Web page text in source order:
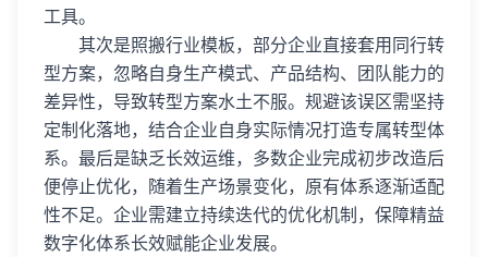
工具。
其次是照搬行业模板，部分企业直接套用同行转
型方案，忽略自身生产模式、产品结构、团队能力的
差异性，导致转型方案水土不服。规避该误区需坚持
定制化落地，结合企业自身实际情况打造专属转型体
系。最后是缺乏长效运维，多数企业完成初步改造后
便停止优化，随着生产场景变化，原有体系逐渐适配
性不足。企业需建立持续迭代的优化机制，保障精益
数字化体系长效赋能企业发展。